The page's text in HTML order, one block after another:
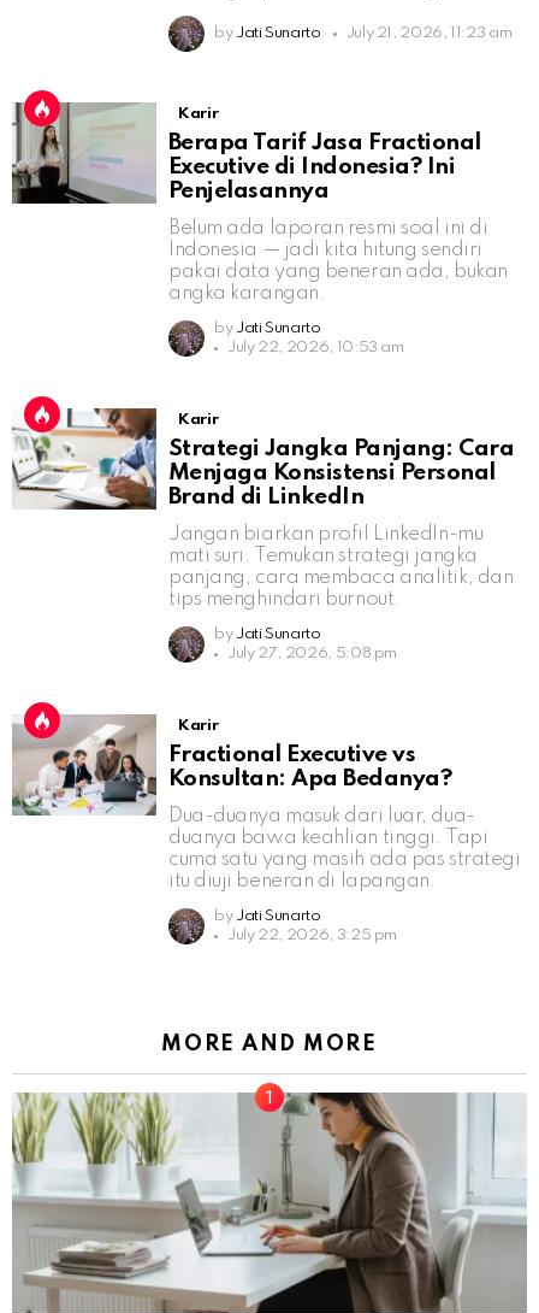
by Jati Sunarto July 21, 2026, 11:23 am
Karir
Berapa Tarif Jasa Fractional
Executive di Indonesia? Ini
Penjelasannya
Belum ada laporan resmi soal ini di
Indonesia — jadi kita hitung sendiri
pakai data yang beneran ada, bukan
angka karangan.
by Jati Sunarto
July 22, 2026, 10:53 am
Karir
Strategi Jangka Panjang: Cara
Menjaga Konsistensi Personal
Brand di LinkedIn
Jangan biarkan profil LinkedIn-mu
mati suri. Temukan strategi jangka
panjang, cara membaca analitik, dan
tips menghindari burnout.
by Jati Sunarto
July 27, 2026, 5:08 pm
Karir
Fractional Executive vs
Konsultan: Apa Bedanya?
Dua-duanya masuk dari luar, dua-
duanya bawa keahlian tinggi. Tapi
cuma satu yang masih ada pas strategi
itu diuji beneran di lapangan.
by Jati Sunarto
July 22, 2026, 3:25 pm
MORE AND MORE